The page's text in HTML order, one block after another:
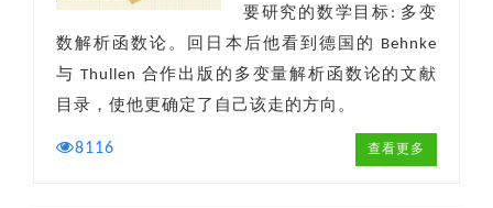
要研究的数学目标: 多变
数解析函数论。回日本后他看到德国的 Behnke
与 Thullen 合作出版的多变量解析函数论的文献
目录，使他更确定了自己该走的方向。
8116 查看更多